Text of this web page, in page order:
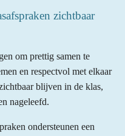
zichtbaar
om prettig samen te
en respectvol met elkaar
blijven in de klas,
nageleefd.
ondersteunen een